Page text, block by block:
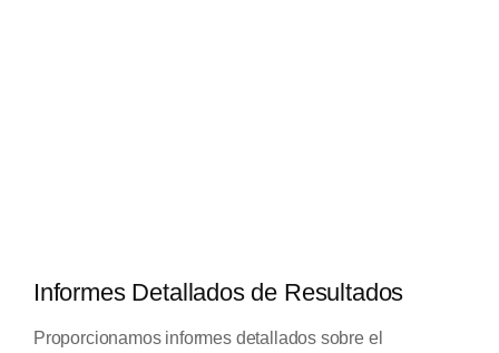
Informes Detallados de Resultados
Proporcionamos informes detallados sobre el